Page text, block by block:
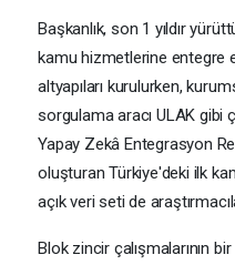
Başkanlık, son 1 yıldır
kamu hizmetlerine entegre
altyapıları kurulurken,
sorgulama aracı ULAK gibi
Yapay Zekâ Entegrasyon
oluşturan Türkiye'deki ilk
açık veri seti de
Blok zincir çalışmalarının